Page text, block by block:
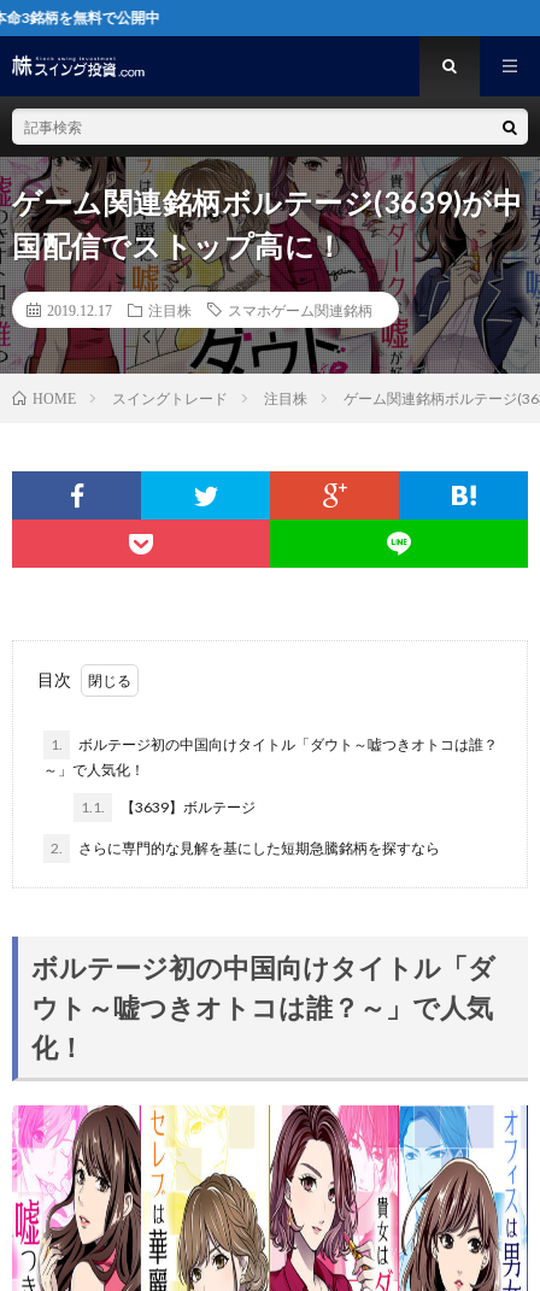
で公開中
ゲーム関連銘柄ボルテージ(3639)が中
国配信でストップ高に！
2019.12.17 注目株 スマホゲーム関連銘柄
HOME スイングトレード 注目株 ゲーム関連銘柄ボルテージ
目次
1.
ボルテージ初の中国向けタイトル「ダウト～嘘つきオトコは誰？
～」で人気化！
1.1. 【3639】ボルテージ
2. さらに専門的な見解を基にした短期急騰銘柄を探すなら
ボルテージ初の中国向けタイトル「ダ
ウト～嘘つきオトコは誰？～」で人気
化！